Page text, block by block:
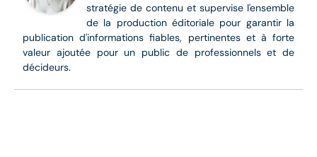
stratégie de contenu et supervise l'ensemble
de la production éditoriale pour garantir la
publication d'informations fiables, pertinentes et à forte
valeur ajoutée pour un public de professionnels et de
décideurs.